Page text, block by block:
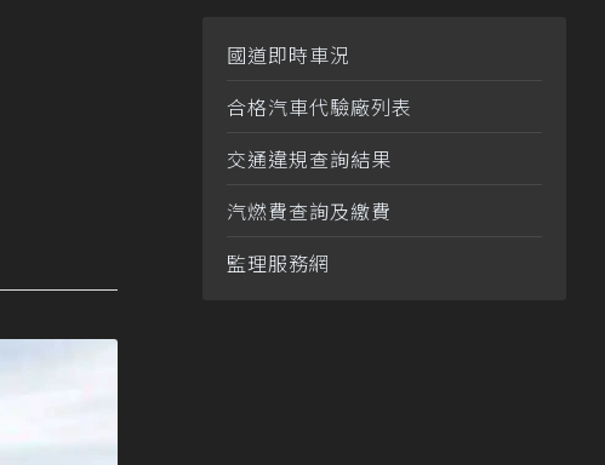
國道即時車況
合格汽車代驗廠列表
交通違規查詢結果
汽燃費查詢及繳費
監理服務網